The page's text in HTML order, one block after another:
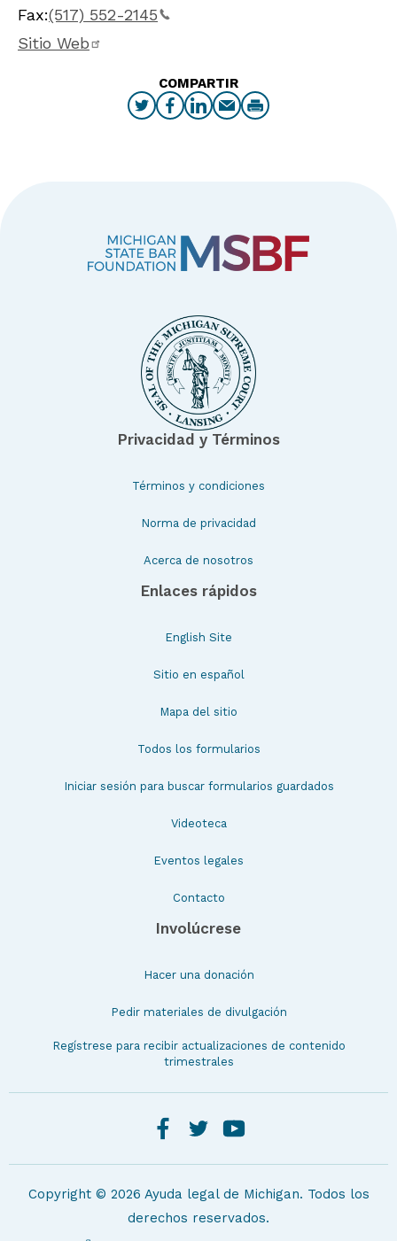
COMPARTIR
Fax:(517) 552-2145
Sitio Web
Privacidad y Términos
Términos y condiciones
Norma de privacidad
Acerca de nosotros
Enlaces rápidos
English Site
Sitio en español
Mapa del sitio
Todos los formularios
Iniciar sesión para buscar formularios guardados
Videoteca
Eventos legales
Contacto
Involúcrese
Hacer una donación
Pedir materiales de divulgación
Regístrese para recibir actualizaciones de contenido
trimestrales
Copyright © 2026 Ayuda legal de Michigan. Todos los
derechos reservados.